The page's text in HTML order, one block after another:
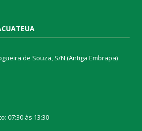
de Souza, S/N (Antiga Embrapa)
07:30 às 13:30